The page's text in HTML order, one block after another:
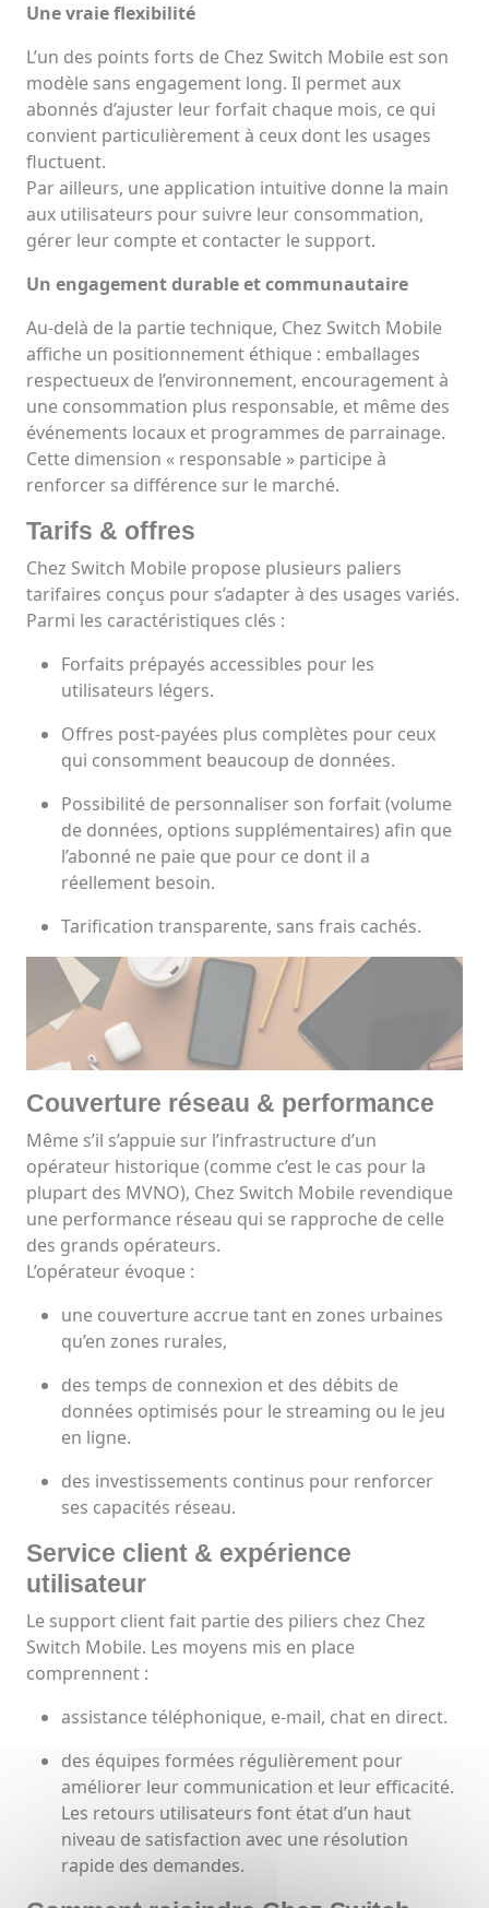
Une vraie flexibilité
L’un des points forts de Chez Switch Mobile est son
modèle sans engagement long. Il permet aux
abonnés d’ajuster leur forfait chaque mois, ce qui
convient particulièrement à ceux dont les usages
fluctuent.
Par ailleurs, une application intuitive donne la main
aux utilisateurs pour suivre leur consommation,
gérer leur compte et contacter le support.
Un engagement durable et communautaire
Au-delà de la partie technique, Chez Switch Mobile
affiche un positionnement éthique : emballages
respectueux de l’environnement, encouragement à
une consommation plus responsable, et même des
événements locaux et programmes de parrainage.
Cette dimension « responsable » participe à
renforcer sa différence sur le marché.
Tarifs & offres
Chez Switch Mobile propose plusieurs paliers
tarifaires conçus pour s’adapter à des usages variés.
Parmi les caractéristiques clés :
Forfaits prépayés accessibles pour les
utilisateurs légers.
Offres post-payées plus complètes pour ceux
qui consomment beaucoup de données.
Possibilité de personnaliser son forfait (volume
de données, options supplémentaires) afin que
l’abonné ne paie que pour ce dont il a
réellement besoin.
Tarification transparente, sans frais cachés.
Couverture réseau & performance
Même s’il s’appuie sur l’infrastructure d’un
opérateur historique (comme c’est le cas pour la
plupart des MVNO), Chez Switch Mobile revendique
une performance réseau qui se rapproche de celle
des grands opérateurs.
L’opérateur évoque :
une couverture accrue tant en zones urbaines
qu’en zones rurales,
des temps de connexion et des débits de
données optimisés pour le streaming ou le jeu
en ligne.
des investissements continus pour renforcer
ses capacités réseau.
Service client & expérience
utilisateur
Le support client fait partie des piliers chez Chez
Switch Mobile. Les moyens mis en place
comprennent :
assistance téléphonique, e-mail, chat en direct.
des équipes formées régulièrement pour
améliorer leur communication et leur efficacité.
Les retours utilisateurs font état d’un haut
niveau de satisfaction avec une résolution
rapide des demandes.